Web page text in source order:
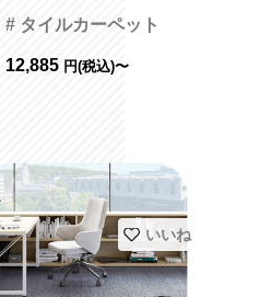
# タイルカーペット
12,885 円(税込)〜
いいね